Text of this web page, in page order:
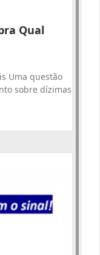
Qual
Uma questão
sobre dízimas